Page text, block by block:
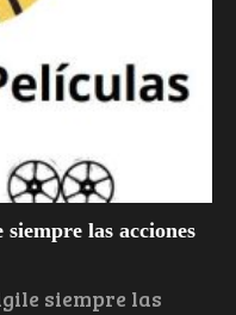
las acciones
siempre las